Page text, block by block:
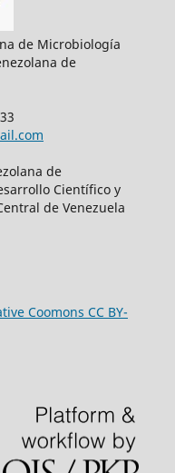
de Microbiología
de
de
Científico y
de Venezuela
Coomons CC BY-